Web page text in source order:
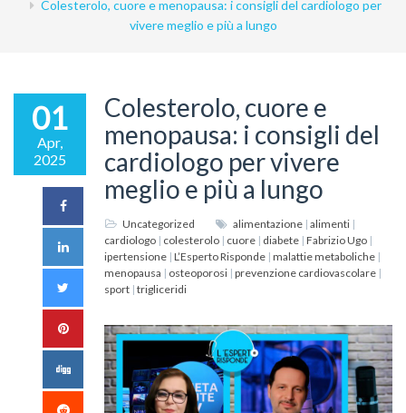
Colesterolo, cuore e menopausa: i consigli del cardiologo per
vivere meglio e più a lungo
01
Apr,
2025
Colesterolo, cuore e
menopausa: i consigli del
cardiologo per vivere
meglio e più a lungo
Uncategorized alimentazione | alimenti |
cardiologo | colesterolo | cuore | diabete | Fabrizio Ugo |
ipertensione | L’Esperto Risponde | malattie metaboliche |
menopausa | osteoporosi | prevenzione cardiovascolare |
sport | trigliceridi